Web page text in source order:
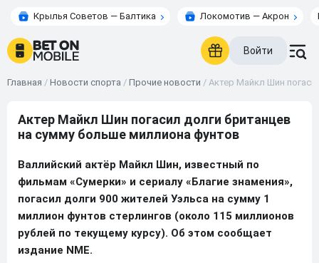
Крылья Советов — Балтика Локомотив — Акрон
Войти
Главная / Новости спорта / Прочие новости / Актер Майкл Шин
Актер Майкл Шин погасил долги британцев
на сумму больше миллиона фунтов
Валлийский актёр Майкл Шин, известный по
фильмам «Сумерки» и сериалу «Благие знамения»,
погасил долги 900 жителей Уэльса на сумму 1
миллион фунтов стерлингов (около 115 миллионов
рублей по текущему курсу). Об этом сообщает
издание NME.